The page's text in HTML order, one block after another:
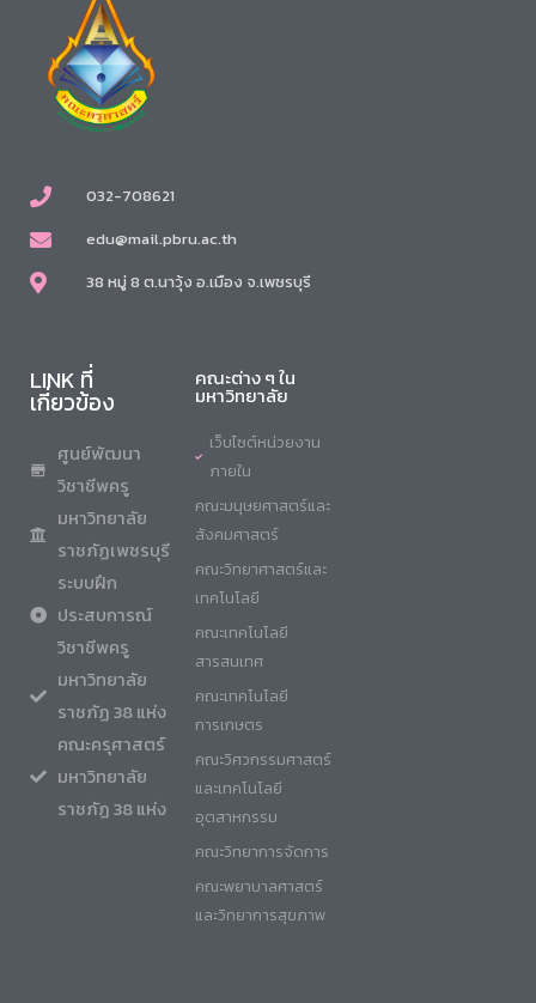
032-708621
edu@mail.pbru.ac.th
38 หมู่ 8 ต.นาวุ้ง อ.เมือง จ.เพชรบุรี
LINK ที่
เกี่ยวข้อง
ศูนย์พัฒนา
วิชาชีพครู
มหาวิทยาลัย
ราชภัฏเพชรบุรี
ระบบฝึก
ประสบการณ์
วิชาชีพครู
มหาวิทยาลัย
ราชภัฏ 38 แห่ง
คณะครุศาสตร์
มหาวิทยาลัย
ราชภัฏ 38 แห่ง
คณะต่าง ๆ ใน
มหาวิทยาลัย
เว็บไซต์หน่วยงาน
ภายใน
คณะมนุษยศาสตร์และ
สังคมศาสตร์
คณะวิทยาศาสตร์และ
เทคโนโลยี
คณะเทคโนโลยี
สารสนเทศ
คณะเทคโนโลยี
การเกษตร
คณะวิศวกรรมศาสตร์
และเทคโนโลยี
อุตสาหกรรม
คณะวิทยาการจัดการ
คณะพยาบาลศาสตร์
และวิทยาการสุขภาพ